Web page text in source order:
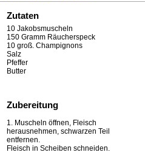
Zutaten
10 Jakobsmuscheln
150 Gramm Räucherspeck
10 groß. Champignons
Salz
Pfeffer
Butter
Zubereitung
1. Muscheln öffnen, Fleisch
herausnehmen, schwarzen Teil
entfernen.
Fleisch in Scheiben schneiden.